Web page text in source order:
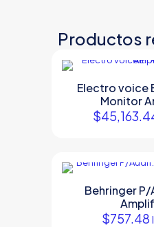
Productos
Electro voice
Monitor
$
Behringer
$757.48